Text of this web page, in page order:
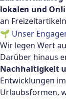
lokalen und
an
🌱 Unser
Wir legen Wert
Darüber hinaus
Nachhaltigkeit
Entwicklungen
Urlaubsformen,